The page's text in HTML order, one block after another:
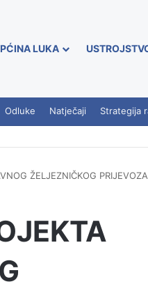
LUKA
Odluke Natječaji Strategija
ŽELJEZNIČKOG